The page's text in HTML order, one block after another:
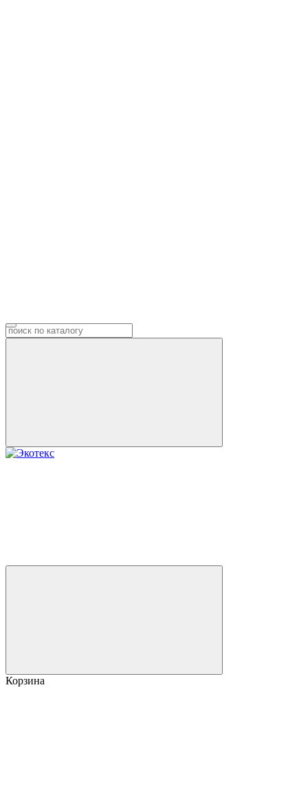
Корзина